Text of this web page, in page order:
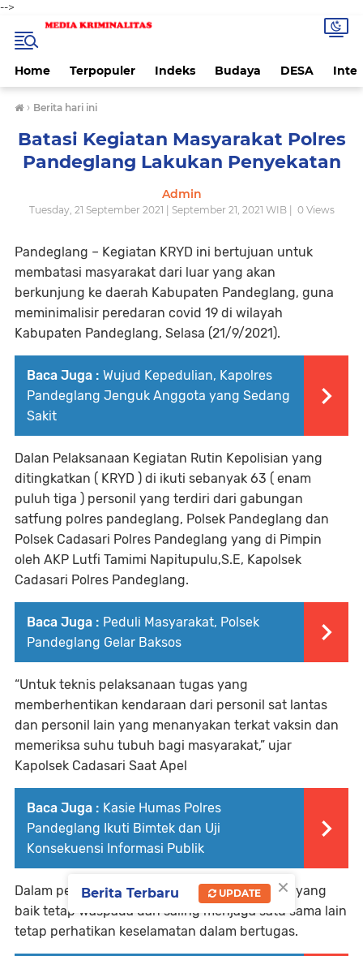
-->
Home Terpopuler Indeks Budaya DESA
› Berita hari ini
Batasi Kegiatan Masyarakat Polres
Pandeglang Lakukan Penyekatan
Admin
Tuesday, 21 September 2021 | September 21, 2021 WIB | 0Views
Pandeglang – Kegiatan KRYD ini bertujuan untuk
membatasi masyarakat dari luar yang akan
berkunjung ke daerah Kabupaten Pandeglang, guna
meminimalisir peredaran covid 19 di wilayah
Kabupaten Pandeglang, Selasa (21/9/2021).
Baca Juga : Wujud Kepedulian, Kapolres
Pandeglang Jenguk Anggota yang Sedang
Sakit
Dalan Pelaksanaan Kegiatan Rutin Kepolisian yang
ditingkatkan ( KRYD ) di ikuti sebanyak 63 ( enam
puluh tiga ) personil yang terdiri dari gabungan
satfung polres pandeglang, Polsek Pandeglang dan
Polsek Cadasari Polres Pandeglang yang di Pimpin
oleh AKP Lutfi Tamimi Napitupulu,S.E, Kapolsek
Cadasari Polres Pandeglang.
Baca Juga : Peduli Masyarakat, Polsek
Pandeglang Gelar Baksos
“Untuk teknis pelaksanaan tugas yang
memberhentikan kendaraan dari personil sat lantas
dan personil lain yang menanyakan terkat vaksin dan
memeriksa suhu tubuh bagi masyarakat,” ujar
Kapolsek Cadasari Saat Apel
Baca Juga : Kasie Humas Polres
Pandeglang Ikuti Bimtek dan Uji
Konsekuensi Informasi Publik
Dalam pelaksanaan tugas kita jalin kerja sama yang
baik tetap waspada dan saling menjaga satu sama lain
tetap perhatikan keselamatan dalam bertugas.
×
Berita Terbaru UPDATE